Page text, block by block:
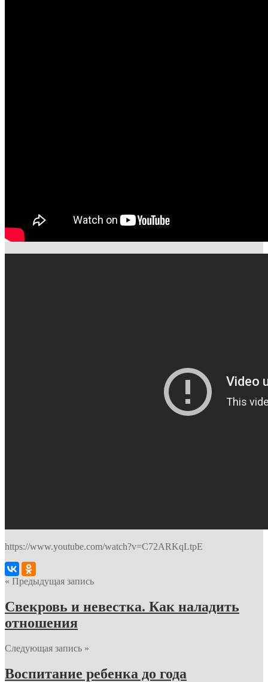
https://www.youtube.com/watch?v=C72ARKqLtpE
« Предыдущая запись
Свекровь и невестка. Как наладить
отношения
Следующая запись »
Воспитание ребенка до года